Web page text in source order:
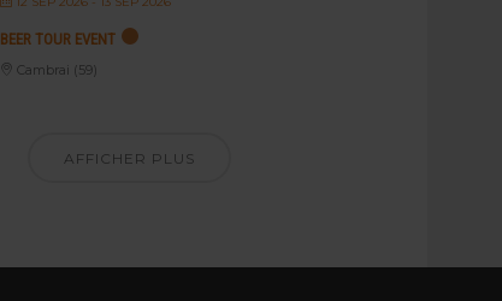
BEER TOUR EVENT
Cambrai (59)
AFFICHER PLUS